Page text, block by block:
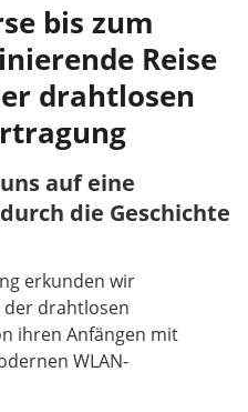
bis zum
Reise
drahtlosen
auf eine
die Geschichte
erkunden wir
der drahtlosen
ihren Anfängen mit
WLAN-